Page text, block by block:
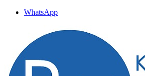
WhatsApp